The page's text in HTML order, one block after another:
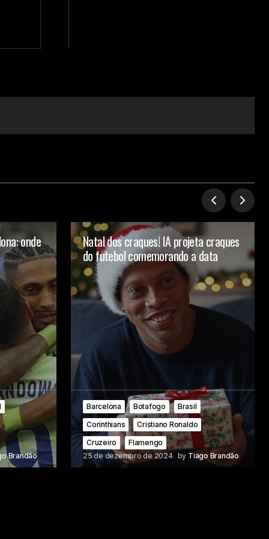
onde
Brandão
Natal dos craques! IA projeta craques
do futebol comemorando a data
Barcelona Botafogo
Brasil
Corinthians
Cristiano Ronaldo
Cruzeiro
Flamengo
25 de dezembro de 2024 by Tiago Brandão